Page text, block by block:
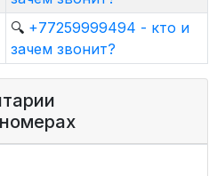
🔍 +77259999494 - кто и
зачем звонит?